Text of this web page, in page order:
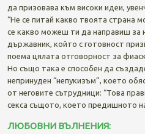
да призовава към високи идеи,
“Не се питай какво твоята страна
се какво можеш ти да направиш за
държавник, който с готовност
поема цялата отговорност за
Но също така е способен да
непринуден “непукизъм”, което
от неговите сътрудници: “Това
секса същото, което предишното
ЛЮБОВНИ ВЪЛНЕНИЯ: